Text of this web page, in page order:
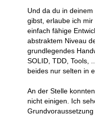
Und da du in
gibst, erlaube ich
einfach fähige
abstraktem Niveau
grundlegendes
SOLID, TDD, Tools,
beides nur selten in
An der Stelle
nicht einigen. Ich